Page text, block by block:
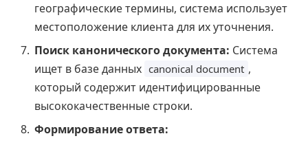
географические термины, система использует
местоположение клиента для их уточнения.
Поиск канонического документа: Система
ищет в базе данных canonical document ,
который содержит идентифицированные
высококачественные строки.
Формирование ответа: